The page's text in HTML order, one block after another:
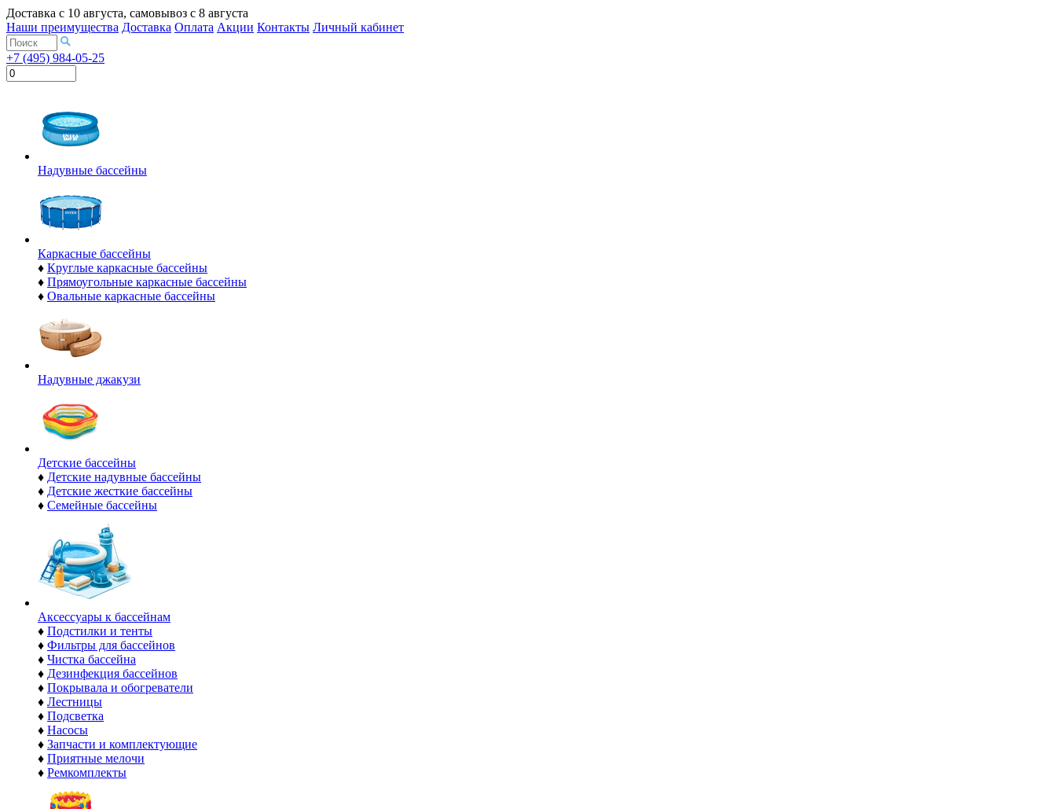
Доставка с 10 августа, самовывоз с 8 августа
Наши преимущества Доставка Оплата Акции Контакты Личный кабинет
+7 (495) 984-05-25
Надувные бассейны
Каркасные бассейны
♦ Круглые каркасные бассейны
♦ Прямоугольные каркасные бассейны
♦ Овальные каркасные бассейны
Надувные джакузи
Детские бассейны
♦ Детские надувные бассейны
♦ Детские жесткие бассейны
♦ Семейные бассейны
Аксессуары к бассейнам
♦ Подстилки и тенты
♦ Фильтры для бассейнов
♦ Чистка бассейна
♦ Дезинфекция бассейнов
♦ Покрывала и обогреватели
♦ Лестницы
♦ Подсветка
♦ Насосы
♦ Запчасти и комплектующие
♦ Приятные мелочи
♦ Ремкомплекты